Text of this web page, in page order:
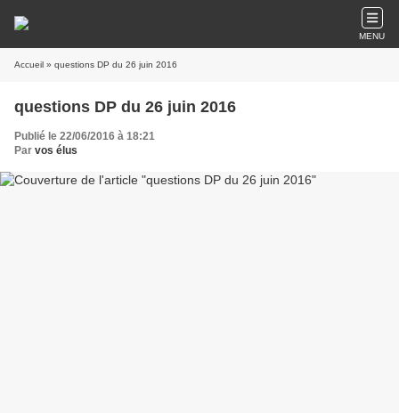
MENU
Accueil » questions DP du 26 juin 2016
questions DP du 26 juin 2016
Publié le 22/06/2016 à 18:21
Par vos élus